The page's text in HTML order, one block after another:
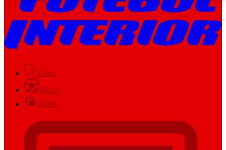
Times
Placar
Rádio